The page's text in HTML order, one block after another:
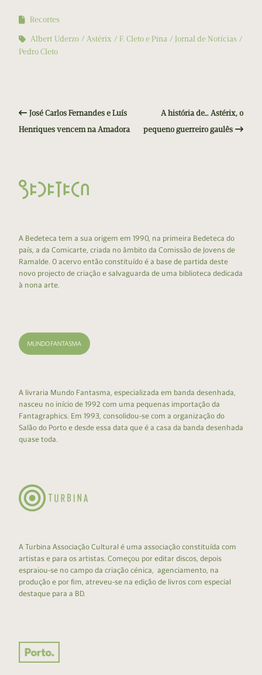
Recortes
Albert Uderzo
Astérix F. Cleto e Pina
Jornal de Notícias
Pedro Cleto
José Carlos Fernandes e Luís
Henriques vencem na Amadora
A história de… Astérix, o
pequeno guerreiro gaulês
A Bedeteca tem a sua origem em 1990, na primeira Bedeteca do
país, a da Comicarte, criada no âmbito da Comissão de Jovens de
Ramalde. O acervo então constituído é a base de partida deste
novo projecto de criação e salvaguarda de uma biblioteca dedicada
à nona arte.
A livraria Mundo Fantasma, especializada em banda desenhada,
nasceu no início de 1992 com uma pequenas importação da
Fantagraphics. Em 1993, consolidou-se com a organização do
Salão do Porto e desde essa data que é a casa da banda desenhada
quase toda.
A Turbina Associação Cultural é uma associação constituída com
artistas e para os artistas. Começou por editar discos, depois
espraiou-se no campo da criação cénica, agenciamento, na
produção e por fim, atreveu-se na edição de livros com especial
destaque para a BD.